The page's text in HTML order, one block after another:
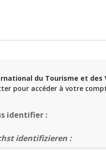
du Tourisme et des
pour accéder à votre
identifier :
identifizieren :